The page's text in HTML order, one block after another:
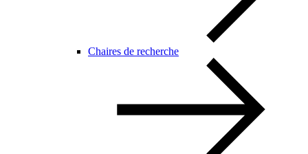
Chaires de recherche